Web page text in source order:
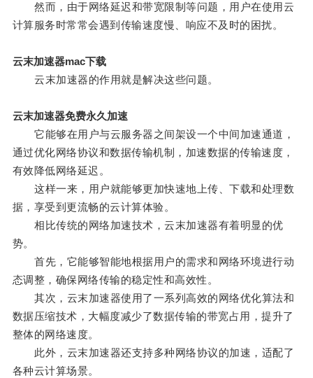
然而，由于网络延迟和带宽限制等问题，用户在使用云
计算服务时常常会遇到传输速度慢、响应不及时的困扰。
云末加速器mac下载
云末加速器的作用就是解决这些问题。
云末加速器免费永久加速
它能够在用户与云服务器之间架设一个中间加速通道，
通过优化网络协议和数据传输机制，加速数据的传输速度，
有效降低网络延迟。
这样一来，用户就能够更加快速地上传、下载和处理数
据，享受到更流畅的云计算体验。
相比传统的网络加速技术，云末加速器有着明显的优
势。
首先，它能够智能地根据用户的需求和网络环境进行动
态调整，确保网络传输的稳定性和高效性。
其次，云末加速器使用了一系列高效的网络优化算法和
数据压缩技术，大幅度减少了数据传输的带宽占用，提升了
整体的网络速度。
此外，云末加速器还支持多种网络协议的加速，适配了
各种云计算场景。